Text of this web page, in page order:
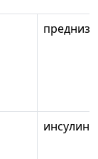
инсулин